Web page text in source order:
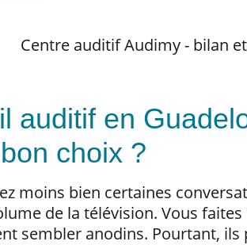
auditif en
choix ?
moins bien certaines
de la télévision. Vous
sembler anodins. Pourtant,